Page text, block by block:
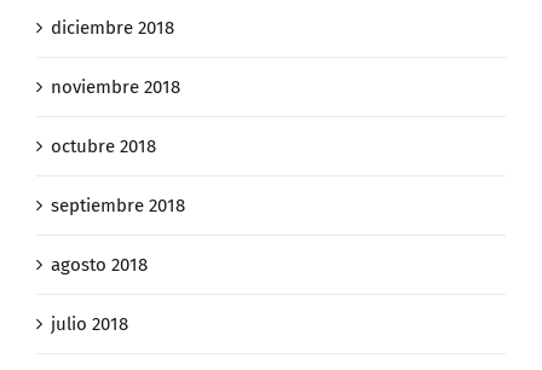
diciembre 2018
noviembre 2018
octubre 2018
septiembre 2018
agosto 2018
julio 2018